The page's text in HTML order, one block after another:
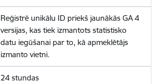
Reģistrē unikālu ID priekš jaunākās GA 4
versijas, kas tiek izmantots statistisko
datu iegūšanai par to, kā apmeklētājs
izmanto vietni.
24 stundas